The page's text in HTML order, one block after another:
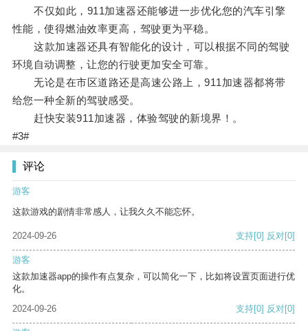
不仅如此，911加速器还能够进一步优化您的汽车引擎
性能，使得燃油效率更高，驾驶更为平稳。
这款加速器还具有智能化的设计，可以根据不同的驾驶
环境自动调整，让您的行驶更加安全可靠。
无论是在市区道路还是高速公路上，911加速器都将带
给您一种全新的驾驶感受。
赶快安装911加速器，体验驾驶的新境界！。
#3#
评论
游客
这款游戏的剧情非常感人，让我久久不能忘怀。
2024-09-26 支持[0] 反对[0]
游客
这款加速器app的操作有点复杂，可以简化一下，比如将设置页面进行优
化。
2024-09-26
支持[0] 反对[0]